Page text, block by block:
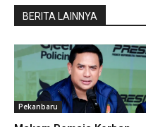
BERITA LAINNYA
Pekanbaru